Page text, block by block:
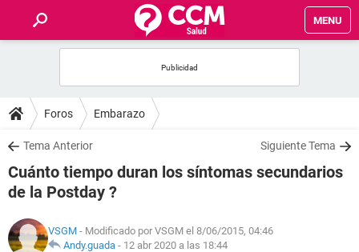
MENU
FOROS
SALUD
FAMILIA
NUTRICIÓN
Foros Embarazo
Tema Anterior Siguiente Tema
Cuánto tiempo duran los síntomas secundarios
de la Postday ?
VSGM - Modificado por VSGM el 8/06/2015, 04:46
Andy.guada - 12 abr 2020 a las 18:44